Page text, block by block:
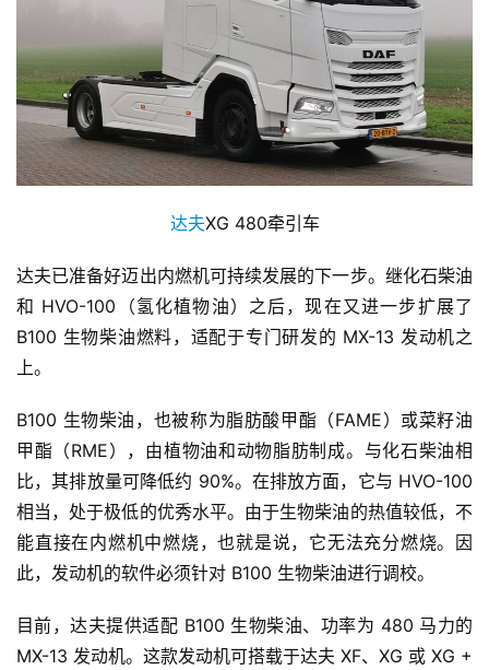
首
达夫XG 480牵引车
达夫已准备好迈出内燃机可持续发展的下一步。继化石柴油
和 HVO-100（氢化植物油）之后，现在又进一步扩展了
B100 生物柴油燃料，适配于专门研发的 MX-13 发动机之
上。
B100 生物柴油，也被称为脂肪酸甲酯（FAME）或菜籽油
甲酯（RME），由植物油和动物脂肪制成。与化石柴油相
比，其排放量可降低约 90%。在排放方面，它与 HVO-100
相当，处于极低的优秀水平。由于生物柴油的热值较低，不
能直接在内燃机中燃烧，也就是说，它无法充分燃烧。因
此，发动机的软件必须针对 B100 生物柴油进行调校。
目前，达夫提供适配 B100 生物柴油、功率为 480 马力的
MX-13 发动机。这款发动机可搭载于达夫 XF、XG 或 XG +